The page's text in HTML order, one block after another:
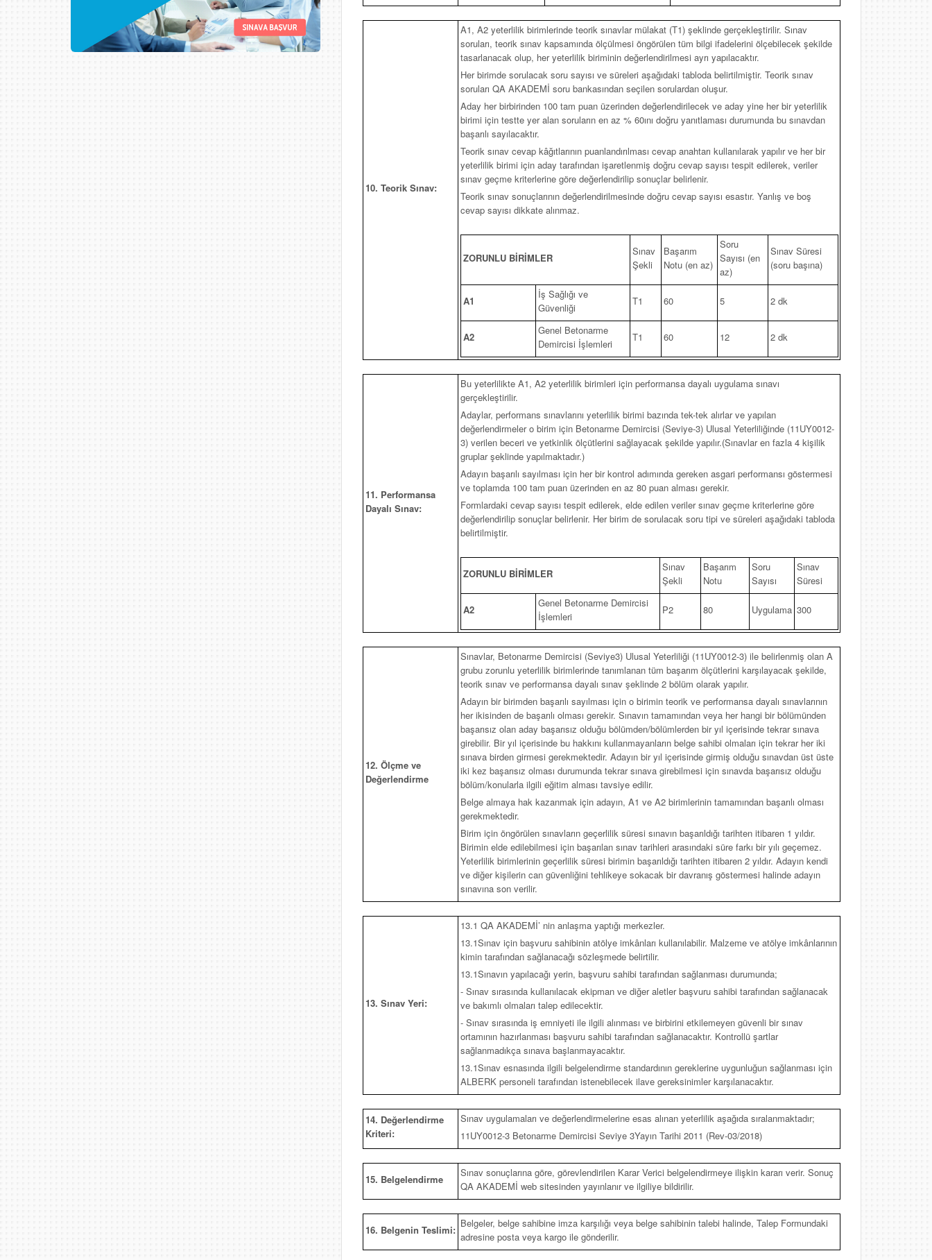
10. Teorik Sınav:
A1, A2 yeterlilik birimlerinde teorik sınavlar mülakat (T1) şeklinde gerçekleştirilir. Sınav
soruları, teorik sınav kapsamında ölçülmesi öngörülen tüm bilgi ifadelerini ölçebilecek şekilde
tasarlanacak olup, her yeterlilik biriminin değerlendirilmesi ayrı yapılacaktır.
Her birimde sorulacak soru sayısı ve süreleri aşağıdaki tabloda belirtilmiştir. Teorik sınav
soruları QA AKADEMİ soru bankasından seçilen sorulardan oluşur.
Aday her birbirinden 100 tam puan üzerinden değerlendirilecek ve aday yine her bir yeterlilik
birimi için testte yer alan soruların en az % 60ını doğru yanıtlaması durumunda bu sınavdan
başarılı sayılacaktır.
Teorik sınav cevap kâğıtlarının puanlandırılması cevap anahtarı kullanılarak yapılır ve her bir
yeterlilik birimi için aday tarafından işaretlenmiş doğru cevap sayısı tespit edilerek, veriler
sınav geçme kriterlerine göre değerlendirilip sonuçlar belirlenir.
Teorik sınav sonuçlarının değerlendirilmesinde doğru cevap sayısı esastır. Yanlış ve boş
cevap sayısı dikkate alınmaz.
ZORUNLU BİRİMLER
Sınav
Şekli
Başarım
Notu (en az)
Soru
Sayısı (en
az)
Sınav Süresi
(soru başına)
A1
İş Sağlığı ve
Güvenliği
T1 60 5 2 dk
A2
Genel Betonarme
Demircisi İşlemleri
T1 60 12 2 dk
11. Performansa
Dayalı Sınav:
Bu yeterlilikte A1, A2 yeterlilik birimleri için performansa dayalı uygulama sınavı
gerçekleştirilir.
Adaylar, performans sınavlarını yeterlilik birimi bazında tek-tek alırlar ve yapılan
değerlendirmeler o birim için Betonarme Demircisi (Seviye-3) Ulusal Yeterliliğinde (11UY0012-
3) verilen beceri ve yetkinlik ölçütlerini sağlayacak şekilde yapılır.(Sınavlar en fazla 4 kişilik
gruplar şeklinde yapılmaktadır.)
Adayın başarılı sayılması için her bir kontrol adımında gereken asgari performansı göstermesi
ve toplamda 100 tam puan üzerinden en az 80 puan alması gerekir.
Formlardaki cevap sayısı tespit edilerek, elde edilen veriler sınav geçme kriterlerine göre
değerlendirilip sonuçlar belirlenir. Her birim de sorulacak soru tipi ve süreleri aşağıdaki tabloda
belirtilmiştir.
ZORUNLU BİRİMLER
Sınav
Şekli
Başarım
Notu
Soru
Sayısı
Sınav
Süresi
A2
Genel Betonarme Demircisi
İşlemleri
P2 80 Uygulama 300
12. Ölçme ve
Değerlendirme
Sınavlar, Betonarme Demircisi (Seviye3) Ulusal Yeterliliği (11UY0012-3) ile belirlenmiş olan A
grubu zorunlu yeterlilik birimlerinde tanımlanan tüm başarım ölçütlerini karşılayacak şekilde,
teorik sınav ve performansa dayalı sınav şeklinde 2 bölüm olarak yapılır.
Adayın bir birimden başarılı sayılması için o birimin teorik ve performansa dayalı sınavlarının
her ikisinden de başarılı olması gerekir. Sınavın tamamından veya her hangi bir bölümünden
başarısız olan aday başarısız olduğu bölümden/bölümlerden bir yıl içerisinde tekrar sınava
girebilir. Bir yıl içerisinde bu hakkını kullanmayanların belge sahibi olmaları için tekrar her iki
sınava birden girmesi gerekmektedir. Adayın bir yıl içerisinde girmiş olduğu sınavdan üst üste
iki kez başarısız olması durumunda tekrar sınava girebilmesi için sınavda başarısız olduğu
bölüm/konularla ilgili eğitim alması tavsiye edilir.
Belge almaya hak kazanmak için adayın, A1 ve A2 birimlerinin tamamından başarılı olması
gerekmektedir.
Birim için öngörülen sınavların geçerlilik süresi sınavın başarıldığı tarihten itibaren 1 yıldır.
Birimin elde edilebilmesi için başarılan sınav tarihleri arasındaki süre farkı bir yılı geçemez.
Yeterlilik birimlerinin geçerlilik süresi birimin başarıldığı tarihten itibaren 2 yıldır. Adayın kendi
ve diğer kişilerin can güvenliğini tehlikeye sokacak bir davranış göstermesi halinde adayın
sınavına son verilir.
13. Sınav Yeri:
13.1 QA AKADEMİ’ nin anlaşma yaptığı merkezler.
13.1Sınav için başvuru sahibinin atölye imkânları kullanılabilir. Malzeme ve atölye imkânlarının
kimin tarafından sağlanacağı sözleşmede belirtilir.
13.1Sınavın yapılacağı yerin, başvuru sahibi tarafından sağlanması durumunda;
- Sınav sırasında kullanılacak ekipman ve diğer aletler başvuru sahibi tarafından sağlanacak
ve bakımlı olmaları talep edilecektir.
- Sınav sırasında iş emniyeti ile ilgili alınması ve birbirini etkilemeyen güvenli bir sınav
ortamının hazırlanması başvuru sahibi tarafından sağlanacaktır. Kontrollü şartlar
sağlanmadıkça sınava başlanmayacaktır.
13.1Sınav esnasında ilgili belgelendirme standardının gereklerine uygunluğun sağlanması için
ALBERK personeli tarafından istenebilecek ilave gereksinimler karşılanacaktır.
14. Değerlendirme
Kriteri:
Sınav uygulamaları ve değerlendirmelerine esas alınan yeterlilik aşağıda sıralanmaktadır;
11UY0012-3 Betonarme Demircisi Seviye 3Yayın Tarihi 2011 (Rev-03/2018)
15. Belgelendirme
Sınav sonuçlarına göre, görevlendirilen Karar Verici belgelendirmeye ilişkin kararı verir. Sonuç
QA AKADEMİ web sitesinden yayınlanır ve ilgiliye bildirilir.
16. Belgenin Teslimi:
Belgeler, belge sahibine imza karşılığı veya belge sahibinin talebi halinde, Talep Formundaki
adresine posta veya kargo ile gönderilir.